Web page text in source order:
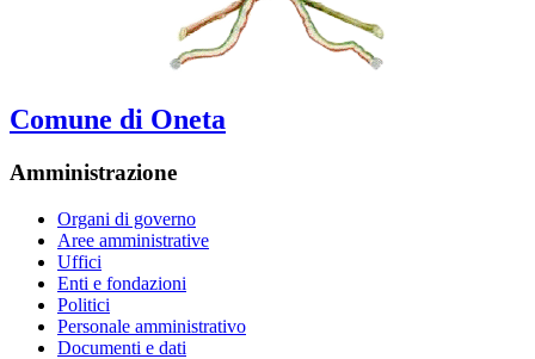
Comune di Oneta
Amministrazione
Organi di governo
Aree amministrative
Uffici
Enti e fondazioni
Politici
Personale amministrativo
Documenti e dati